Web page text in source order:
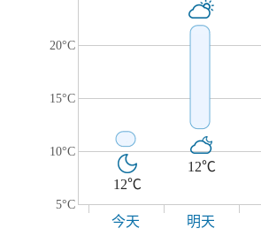
20°C
15°C
10°C
5°C
12℃
12℃
今天 明天